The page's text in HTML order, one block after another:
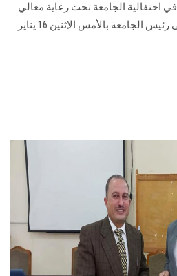
سجل الانفي احتفالية الجامعة تحت رعاية معالي
الأستاذ الدكتور محمود المتينى رئيس الجامعة بالأمس الإثنين 16 يناير